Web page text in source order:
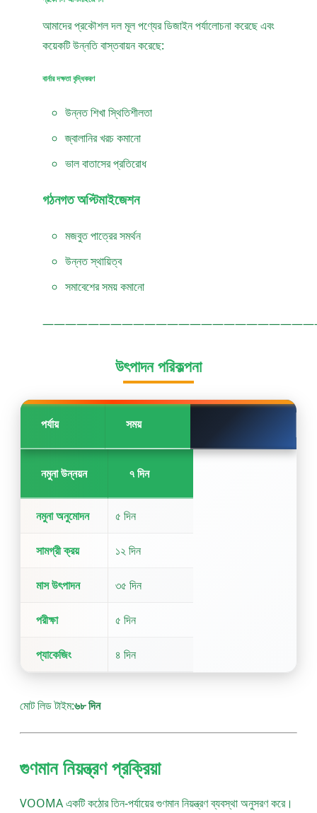
আমাদের প্রকৌশল দল মূল পণ্যের ডিজাইন পর্যালোচনা করেছে এবং
কয়েকটি উন্নতি বাস্তবায়ন করেছে:
বার্নার দক্ষতা বৃদ্ধিকরণ
উন্নত শিখা স্থিতিশীলতা
জ্বালানির খরচ কমানো
ভাল বাতাসের প্রতিরোধ
গঠনগত অপ্টিমাইজেশন
মজবুত পাত্রের সমর্থন
উন্নত স্থায়িত্ব
সমাবেশের সময় কমানো
উৎপাদন পরিকল্পনা
পর্যায় সময়
নমুনা উন্নয়ন ৭ দিন
নমুনা অনুমোদন ৫ দিন
সামগ্রী ক্রয় ১২ দিন
মাস উৎপাদন ৩৫ দিন
পরীক্ষা ৫ দিন
প্যাকেজিং ৪ দিন
মোট লিড টাইম:৬৮ দিন
গুণমান নিয়ন্ত্রণ প্রক্রিয়া
VOOMA একটি কঠোর তিন-পর্যায়ের গুণমান নিয়ন্ত্রণ ব্যবস্থা অনুসরণ করে।